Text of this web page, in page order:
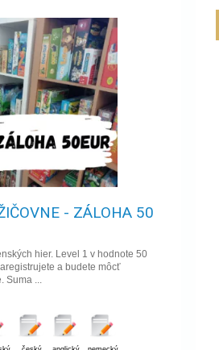
- ZÁLOHA 50
hier. Level 1 v hodnote 50
a budete môcť
...